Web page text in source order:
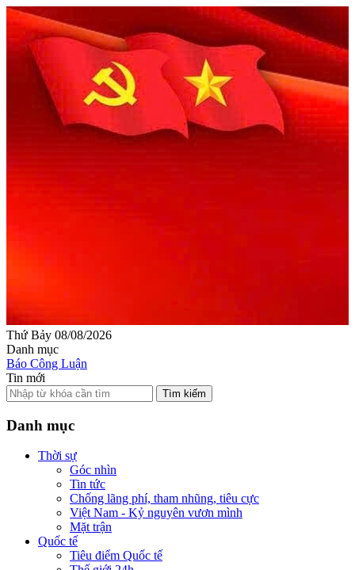
Thứ Bảy 08/08/2026
Danh mục
Báo Công Luận
Tin mới
Tìm kiếm
Danh mục
Thời sự
Góc nhìn
Tin tức
Chống lãng phí, tham nhũng, tiêu cực
Việt Nam - Kỷ nguyên vươn mình
Mặt trận
Quốc tế
Tiêu điểm Quốc tế